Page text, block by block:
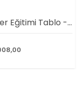
Değerler Eğitimi Tablo - Doğruluk 1